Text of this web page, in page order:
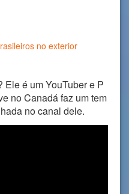
no exterior
Ele é um YouTuber e P
no Canadá faz um tem
no canal dele.